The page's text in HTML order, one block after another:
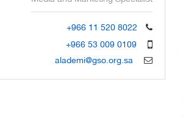
+966 11 520 8022
+966 53 009 0109
alademi@gso.org.sa